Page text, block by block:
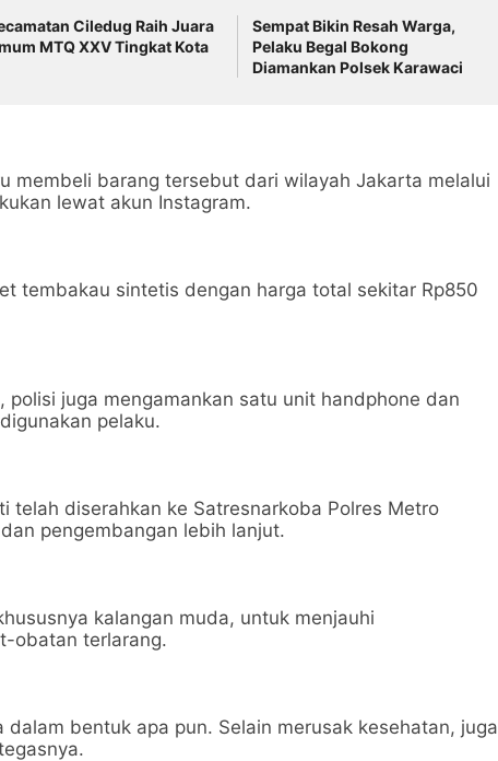
Ciledug Raih Juara
MTQ XXV Tingkat Kota
Sempat Bikin Resah Warga,
Pelaku Begal Bokong
Diamankan Polsek Karawaci
membeli barang tersebut dari wilayah Jakarta melalui
lewat akun Instagram.
tembakau sintetis dengan harga total sekitar Rp850
juga mengamankan satu unit handphone dan
pelaku.
telah diserahkan ke Satresnarkoba Polres Metro
pengembangan lebih lanjut.
kalangan muda, untuk menjauhi
obatan terlarang.
bentuk apa pun. Selain merusak kesehatan, juga